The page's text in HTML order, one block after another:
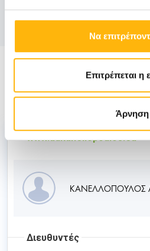
Να
Επιτρέπεται η
Άρνηση
Στελέχωση
Συντονιστής Διευθυντής -
www.adkanellopoulos.eu
ΚΑΝΕΛΛΟΠΟΥΛΟΣ
Διευθυντές